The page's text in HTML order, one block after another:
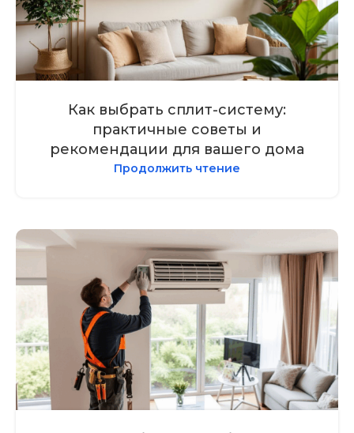
Как выбрать сплит-систему:
практичные советы и
рекомендации для вашего дома
Продолжить чтение